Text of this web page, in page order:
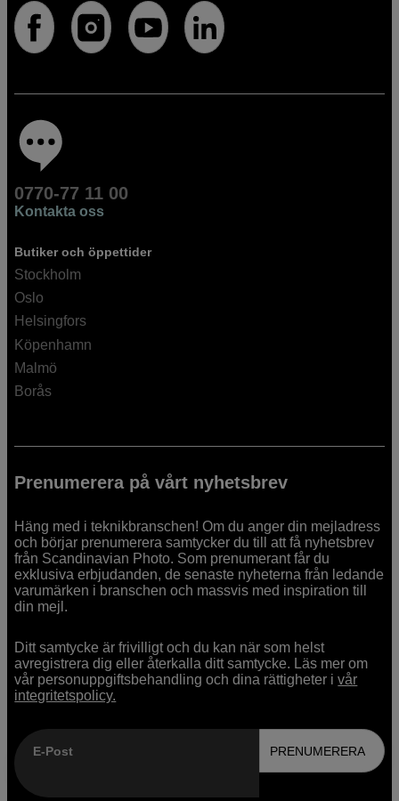
0770-77 11 00
Kontakta oss
Butiker och öppettider
Stockholm
Oslo
Helsingfors
Köpenhamn
Malmö
Borås
Prenumerera på vårt nyhetsbrev
Häng med i teknikbranschen! Om du anger din mejladress
och börjar prenumerera samtycker du till att få nyhetsbrev
från Scandinavian Photo. Som prenumerant får du
exklusiva erbjudanden, de senaste nyheterna från ledande
varumärken i branschen och massvis med inspiration till
din mejl.
Ditt samtycke är frivilligt och du kan när som helst
avregistrera dig eller återkalla ditt samtycke. Läs mer om
vår personuppgiftsbehandling och dina rättigheter ivår
integritetspolicy.
E-Post PRENUMERERA